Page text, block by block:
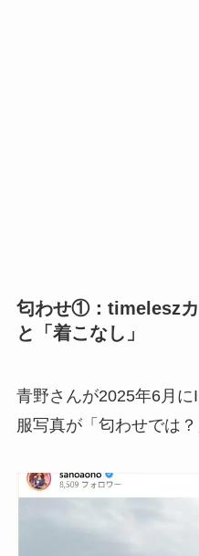
匂わせ①：timeleszカ
と「着こなし」
青野さんが2025年6月
服写真が「匂わせでは